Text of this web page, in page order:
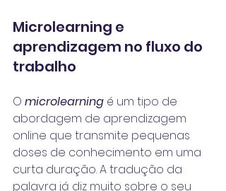
Microlearning e
aprendizagem no fluxo do
trabalho
O microlearning é um tipo de
abordagem de aprendizagem
online que transmite pequenas
doses de conhecimento em uma
curta duração. A tradução da
palavra já diz muito sobre o seu